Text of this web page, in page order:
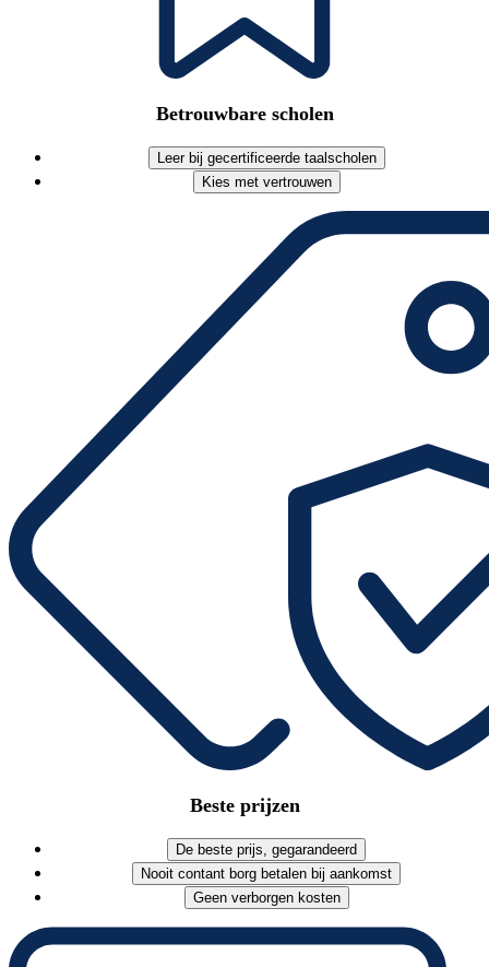
Betrouwbare scholen
Leer bij gecertificeerde taalscholen
Kies met vertrouwen
Beste prijzen
De beste prijs, gegarandeerd
Nooit contant borg betalen bij aankomst
Geen verborgen kosten